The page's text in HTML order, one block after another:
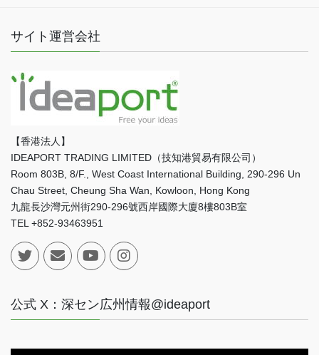
サイト運営会社
【香港法人】
IDEAPORT TRADING LIMITED（技知港貿易有限公司）
Room 803B, 8/F., West Coast International Building, 290-296 Un
Chau Street, Cheung Sha Wan, Kowloon, Hong Kong
九龍長沙灣元州街290-296號西岸國際大廈8樓803B室
TEL +852-93463951
公式 X：深セン広州情報@ideaport